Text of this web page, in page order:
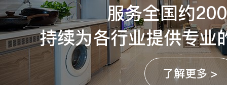
服务全国约
持续为各行业提供专业
了解更多 >